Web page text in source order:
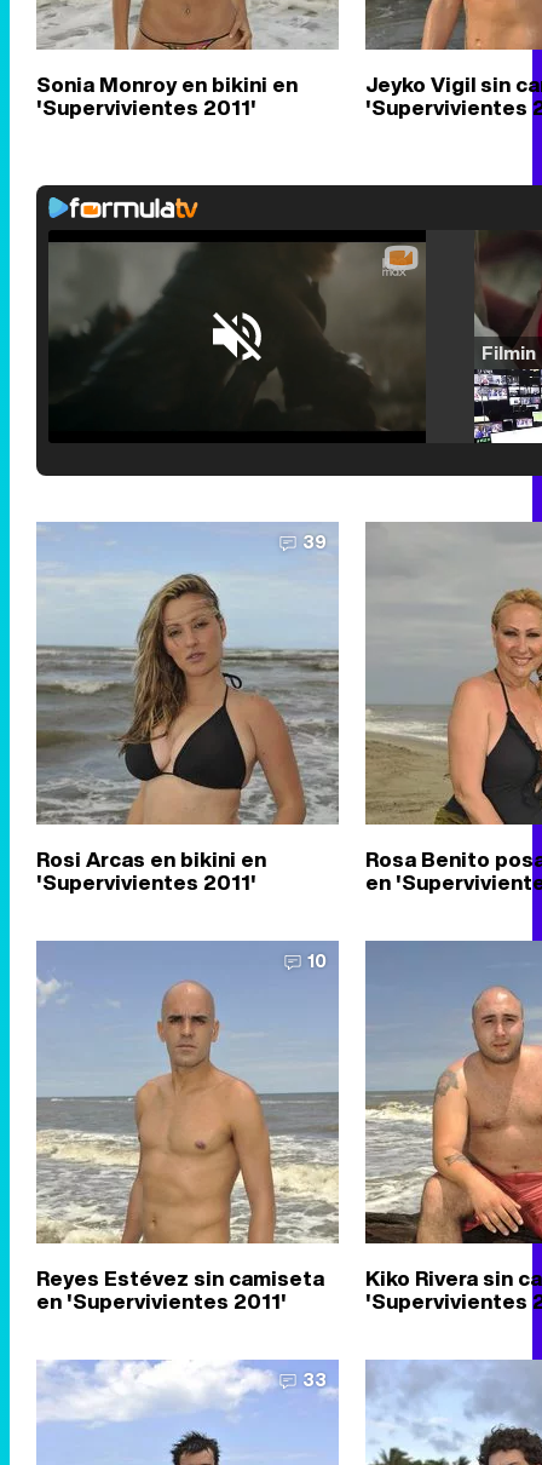
Sonia Monroy en bikini en
'Supervivientes 2011'
Jeyko Vigil sin
'Supervivientes
39
Rosi Arcas en bikini en
'Supervivientes 2011'
Rosa Benito
en
10
Reyes Estévez sin camiseta
en 'Supervivientes 2011'
Kiko Rivera sin
'Supervivientes
33